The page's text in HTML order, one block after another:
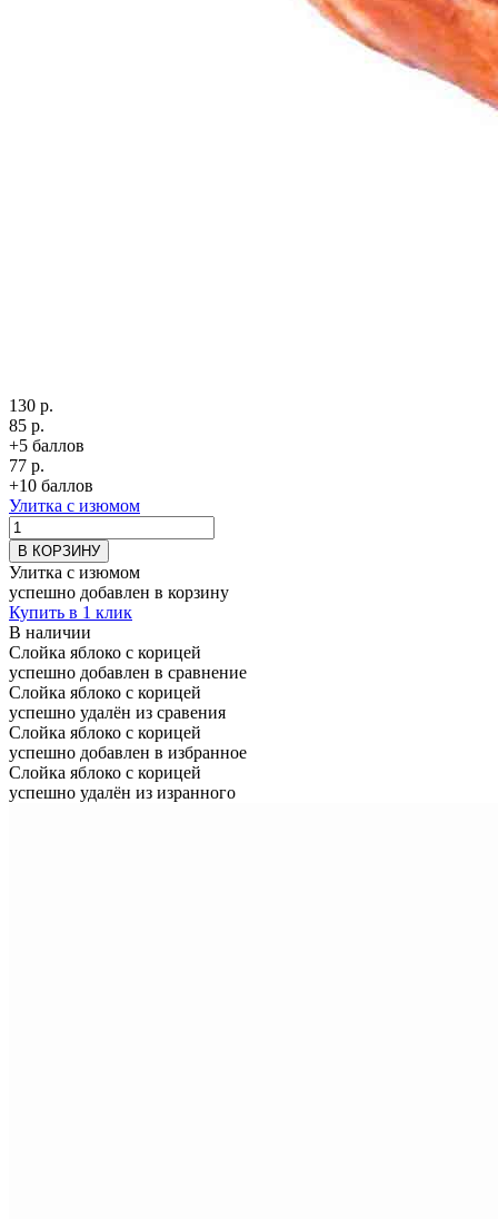
130 р.
85 р.
+5 баллов
77 р.
+10 баллов
Улитка с изюмом
В КОРЗИНУ
Улитка с изюмом
успешно добавлен в корзину
Купить в 1 клик
В наличии
Слойка яблоко с корицей
успешно добавлен в сравнение
Слойка яблоко с корицей
успешно удалён из сравения
Слойка яблоко с корицей
успешно добавлен в избранное
Слойка яблоко с корицей
успешно удалён из изранного